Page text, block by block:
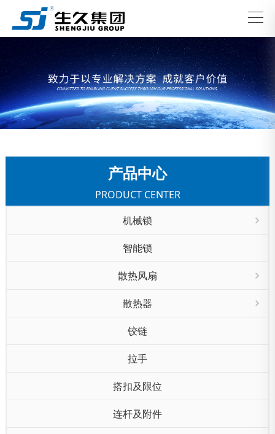
产品中心
PRODUCT CENTER
机械锁
智能锁
散热风扇
散热器
铰链
拉手
搭扣及限位
连杆及附件